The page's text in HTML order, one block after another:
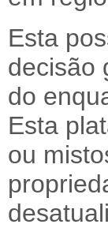
Esta
decisão
do
Esta
ou